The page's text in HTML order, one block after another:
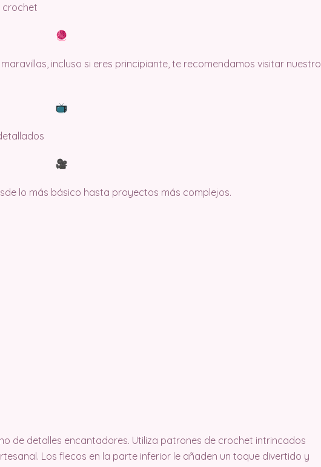
crochet
incluso si eres principiante, te recomendamos visitar nuestro
lo más básico hasta proyectos más complejos.
de detalles encantadores. Utiliza patrones de crochet intrincados
Los flecos en la parte inferior le añaden un toque divertido y